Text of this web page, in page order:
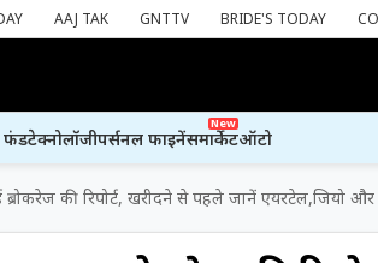
AAJ TAK GNTTV BRIDE'S TODAY
फंडटेक्नोलॉजीपर्सनल फाइनेंस
New
मार्केटऑटो
की रिपोर्ट, खरीदने से पहले जानें एयरटेल,जियो और